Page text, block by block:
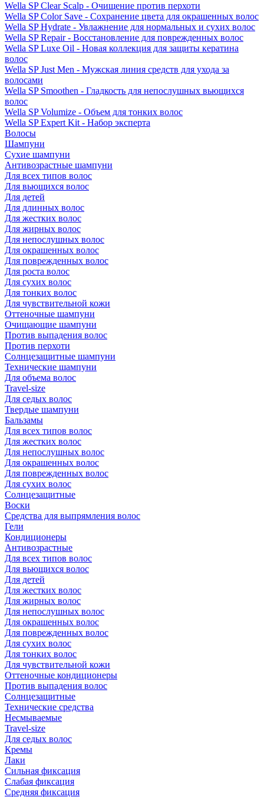
Wella SP Clear Scalp - Очищение против перхоти
Wella SP Color Save - Сохранение цвета для окрашенных волос
Wella SP Hydrate - Увлажнение для нормальных и сухих волос
Wella SP Repair - Восстановление для поврежденных волос
Wella SP Luxe Oil - Новая коллекция для защиты кератина
волос
Wella SP Just Men - Мужская линия средств для ухода за
волосами
Wella SP Smoothen - Гладкость для непослушных вьющихся
волос
Wella SP Volumize - Объем для тонких волос
Wella SP Expert Kit - Набор эксперта
Волосы
Шампуни
Сухие шампуни
Антивозрастные шампуни
Для всех типов волос
Для вьющихся волос
Для детей
Для длинных волос
Для жестких волос
Для жирных волос
Для непослушных волос
Для окрашенных волос
Для поврежденных волос
Для роста волос
Для сухих волос
Для тонких волос
Для чувствительной кожи
Оттеночные шампуни
Очищающие шампуни
Против выпадения волос
Против перхоти
Солнцезащитные шампуни
Технические шампуни
Для объема волос
Travel-size
Для седых волос
Твердые шампуни
Бальзамы
Для всех типов волос
Для жестких волос
Для непослушных волос
Для окрашенных волос
Для поврежденных волос
Для сухих волос
Солнцезащитные
Воски
Средства для выпрямления волос
Гели
Кондиционеры
Антивозрастные
Для всех типов волос
Для вьющихся волос
Для детей
Для жестких волос
Для жирных волос
Для непослушных волос
Для окрашенных волос
Для поврежденных волос
Для сухих волос
Для тонких волос
Для чувствительной кожи
Оттеночные кондиционеры
Против выпадения волос
Солнцезащитные
Технические средства
Несмываемые
Travel-size
Для седых волос
Кремы
Лаки
Сильная фиксация
Слабая фиксация
Средняя фиксация